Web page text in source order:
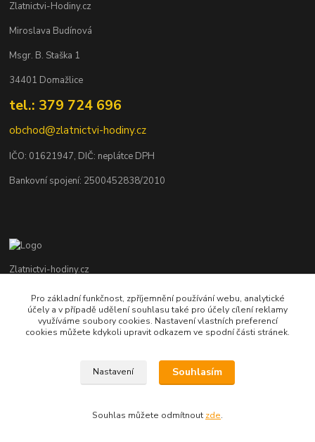
Zlatnictvi-Hodiny.cz
Miroslava Budínová
Msgr. B. Staška 1
34401 Domažlice
tel.: 379 724 696
obchod@zlatnictvi-hodiny.cz
IČO: 01621947, DIČ: neplátce DPH
Bankovní spojení: 2500452838/2010
Zlatnictvi-hodiny.cz
+420 379 492 545
Po - Pá: 9,00 - 17,00 hod., So: 9,00 - 11,30 hod.
Pro základní funkčnost, zpříjemnění používání webu, analytické
účely a v případě udělení souhlasu také pro účely cílení reklamy
využíváme soubory cookies. Nastavení vlastních preferencí
cookies můžete kdykoli upravit odkazem ve spodní části stránek.
Nastavení Souhlasím
Souhlas můžete odmítnout zde.